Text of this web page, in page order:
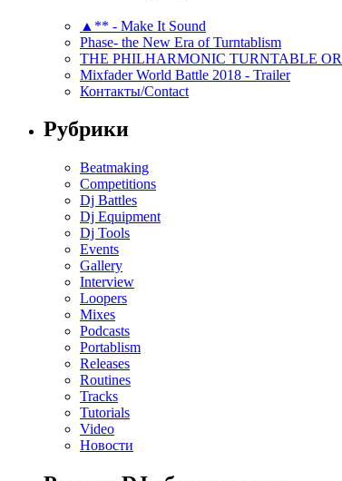
▲** - Make It Sound
Phase- the New Era of Turntablism
THE PHILHARMONIC TURNTABLE
Mixfader World Battle 2018 - Trailer
Контакты/Contact
Рубрики
Beatmaking
Competitions
Dj Battles
Dj Equipment
Dj Tools
Events
Gallery
Interview
Loopers
Mixes
Podcasts
Portablism
Releases
Routines
Tracks
Tutorials
Video
Новости